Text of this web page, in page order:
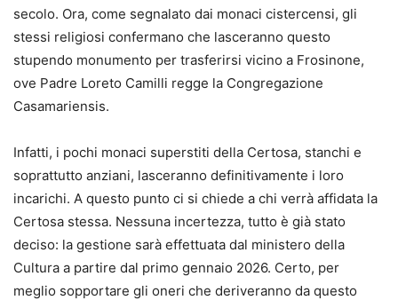
secolo. Ora, come segnalato dai monaci cistercensi, gli
stessi religiosi confermano che lasceranno questo
stupendo monumento per trasferirsi vicino a Frosinone,
ove Padre Loreto Camilli regge la Congregazione
Casamariensis.
Infatti, i pochi monaci superstiti della Certosa, stanchi e
soprattutto anziani, lasceranno definitivamente i loro
incarichi. A questo punto ci si chiede a chi verrà affidata la
Certosa stessa. Nessuna incertezza, tutto è già stato
deciso: la gestione sarà effettuata dal ministero della
Cultura a partire dal primo gennaio 2026. Certo, per
meglio sopportare gli oneri che deriveranno da questo